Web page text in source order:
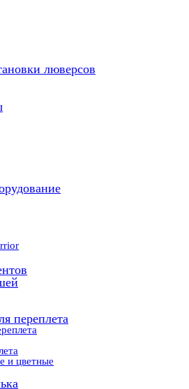
люверсов
переплета
и цветные